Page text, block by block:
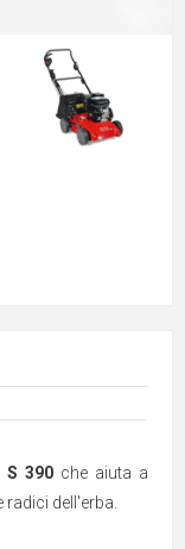
S 390 che aiuta a
dell'erba.